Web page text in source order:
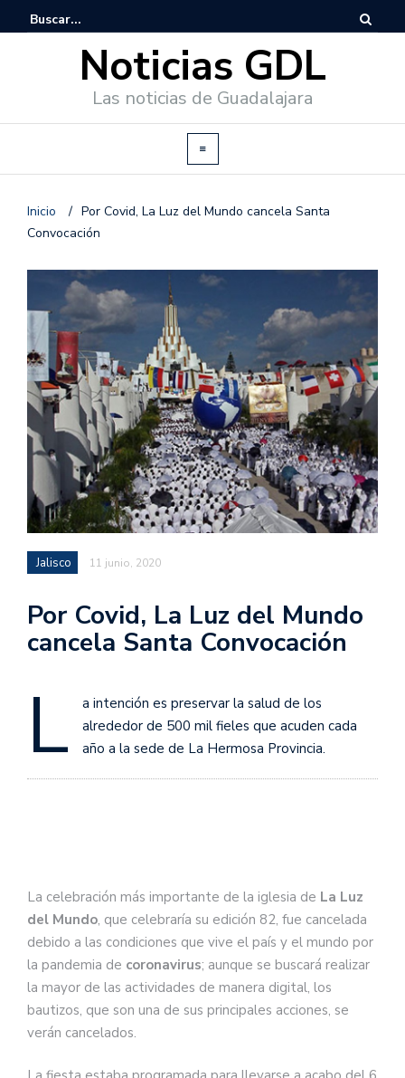
Noticias GDL
Las noticias de Guadalajara
Inicio / Por Covid, La Luz del Mundo cancela Santa
Convocación
Jalisco 11 junio, 2020
Por Covid, La Luz del Mundo
cancela Santa Convocación
L
a intención es preservar la salud de los
alrededor de 500 mil fieles que acuden cada
año a la sede de La Hermosa Provincia.
La celebración más importante de la iglesia de La Luz
del Mundo, que celebraría su edición 82, fue cancelada
debido a las condiciones que vive el país y el mundo por
la pandemia de coronavirus; aunque se buscará realizar
la mayor de las actividades de manera digital, los
bautizos, que son una de sus principales acciones, se
verán cancelados.